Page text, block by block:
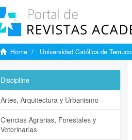
Home Universidad Católica de Temuco
Discipline
Artes, Arquitectura y Urbanismo
Ciencias Agrarias, Forestales y
Veterinarias